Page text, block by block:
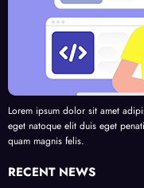
Lorem ipsum dolor sit amet
eget natoque elit duis eget
quam magnis felis.
RECENT NEWS